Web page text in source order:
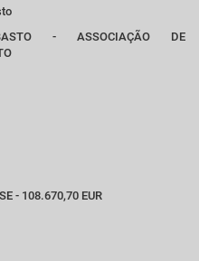
- ASSOCIAÇÃO DE
- 108.670,70 EUR